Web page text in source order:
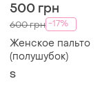
500 грн
600 грн -17%
Женское пальто
(полушубок)
S